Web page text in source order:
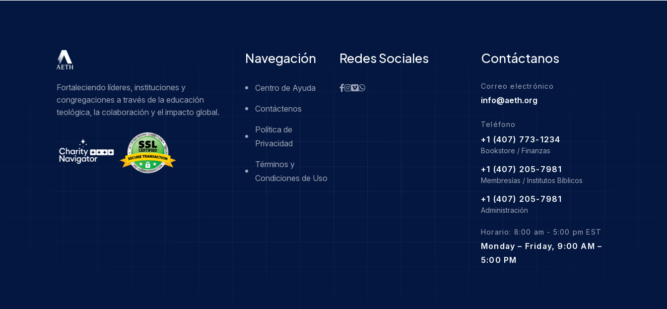
Fortaleciendo líderes, instituciones y
congregaciones a través de la educación
teológica, la colaboración y el impacto global.
Navegación
Centro de Ayuda
Contáctenos
Política de
Privacidad
Términos y
Condiciones de Uso
Redes Sociales Contáctanos
Correo electrónico
info@aeth.org
Teléfono
+1 (407) 773-1234
Bookstore / Finanzas
+1 (407) 205-7981
Membresías / Institutos Bíblicos
+1 (407) 205-7981
Administración
Horario: 8:00 am - 5:00 pm EST
Monday – Friday, 9:00 AM –
5:00 PM